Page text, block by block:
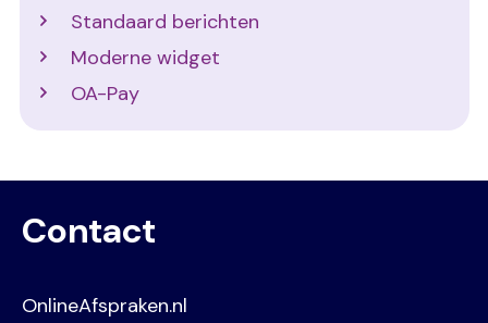
Standaard berichten
Moderne widget
OA-Pay
Contact
OnlineAfspraken.nl